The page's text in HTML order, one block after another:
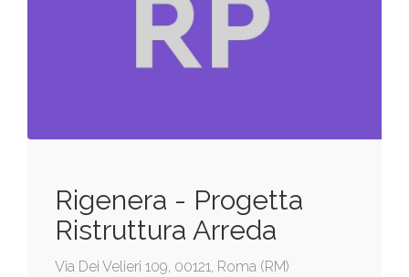
Rigenera - Progetta
Ristruttura Arreda
Via Dei Velieri 109, 00121, Roma (RM)